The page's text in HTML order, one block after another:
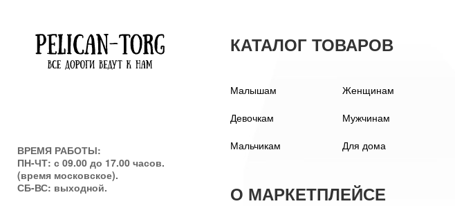
ВРЕМЯ РАБОТЫ:
ПН-ЧТ: с 09.00 до 17.00 часов.
(время московское).
СБ-ВС: выходной.
КАТАЛОГ ТОВАРОВ
Малышам
Девочкам
Мальчикам
Женщинам
Мужчинам
Для дома
О МАРКЕТПЛЕЙСЕ